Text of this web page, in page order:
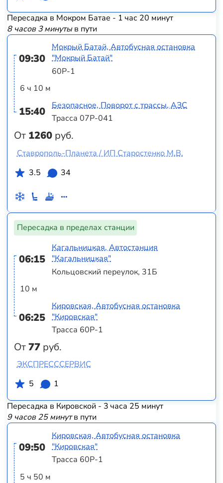
Пересадка в Мокром Батае - 1 час 20 минут
8 часов 3 минутыв пути
09:30
6 ч 10 м
15:40
От 1260 руб.
Мокрый Батай, Автобусная остановка
"Мокрый Батай"
60Р-1
Безопасное, Поворот с трассы, АЗС
Трасса 07Р-041
Ставрополь-Планета / ИП Старостенко М.В.
3.5
34
Пересадка в пределах станции
06:15
10 м
06:25
От77 руб.
Кагальницкая, Автостанция
"Кагальницкая"
Кольцовский переулок, 31Б
Кировская, Автобусная остановка
"Кировская"
Трасса 60Р-1
ЭКСПРЕСССЕРВИС
5
1
Пересадка в Кировской - 3 часа 25 минут
9 часов 25 минутв пути
09:50
5 ч 50 м
Кировская, Автобусная остановка
"Кировская"
Трасса 60Р-1